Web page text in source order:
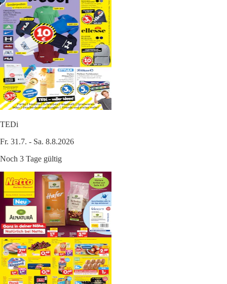
TEDi
Fr. 31.7. - Sa. 8.8.2026
Noch 3 Tage gültig